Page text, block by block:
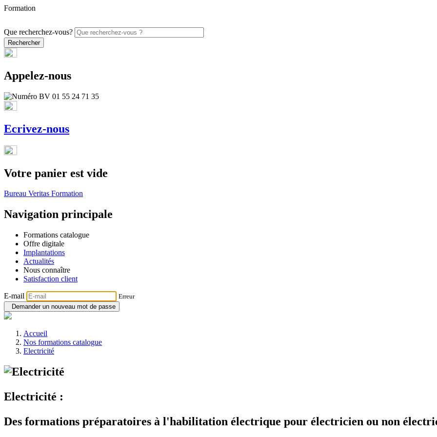
Formation
Que recherchez-vous?
Appelez-nous
Ecrivez-nous
Votre panier est vide
Bureau Veritas Formation
Navigation principale
Formations catalogue
Offre digitale
Implantations
Actualités
Nous connaître
Satisfaction client
E-mail
Erreur
Demander un nouveau mot de passe
Accueil
Nos formations catalogue
Electricité
Electricité :
Des formations préparatoires à l'habilitation électrique pour électricien ou non